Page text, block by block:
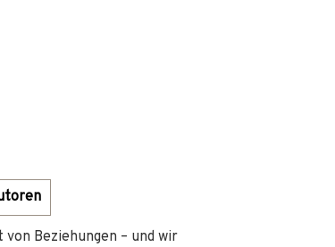
Beziehungen – und wir